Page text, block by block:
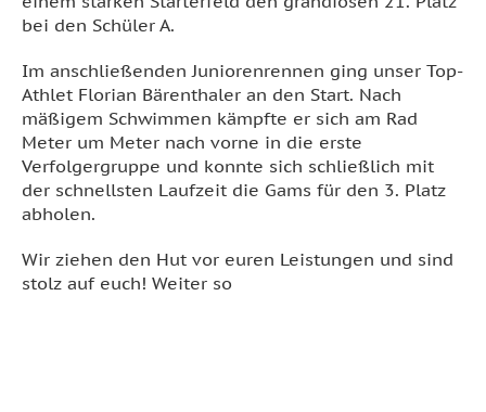
bei den Schüler A.
Im anschließenden Juniorenrennen ging unser Top-
Athlet Florian Bärenthaler an den Start. Nach
mäßigem Schwimmen kämpfte er sich am Rad
Meter um Meter nach vorne in die erste
Verfolgergruppe und konnte sich schließlich mit
der schnellsten Laufzeit die Gams für den 3. Platz
abholen.
Wir ziehen den Hut vor euren Leistungen und sind
stolz auf euch! Weiter so